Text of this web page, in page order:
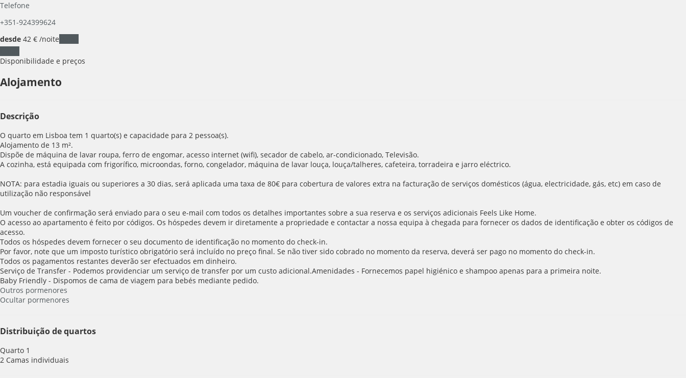
Telefone
+351-924399624
desde 42 € /noite
Disponibilidade e preços
Alojamento
Descrição
O quarto em Lisboa tem 1 quarto(s) e capacidade para 2 pessoa(s).
Alojamento de 13 m².
Dispõe de máquina de lavar roupa, ferro de engomar, acesso internet (wifi), secador de cabelo, ar-condicionado, Televisão.
A cozinha, está equipada com frigorífico, microondas, forno, congelador, máquina de lavar louça, louça/talheres, cafeteira, torradeira e jarro eléctrico.
NOTA: para estadia iguais ou superiores a 30 dias, será aplicada uma taxa de 80€ para cobertura de valores extra na facturação de serviços domésticos (água, electricidade, gás, etc) em caso de
utilização não responsável
Um voucher de confirmação será enviado para o seu e-mail com todos os detalhes importantes sobre a sua reserva e os serviços adicionais Feels Like Home.
O acesso ao apartamento é feito por códigos. Os hóspedes devem ir diretamente a propriedade e contactar a nossa equipa à chegada para fornecer os dados de identificação e obter os códigos de
acesso.
Todos os hóspedes devem fornecer o seu documento de identificação no momento do check-in.
Por favor, note que um imposto turístico obrigatório será incluído no preço final. Se não tiver sido cobrado no momento da reserva, deverá ser pago no momento do check-in.
Todos os pagamentos restantes deverão ser efectuados em dinheiro.
Serviço de Transfer - Podemos providenciar um serviço de transfer por um custo adicional.Amenidades - Fornecemos papel higiénico e shampoo apenas para a primeira noite.
Baby Friendly - Dispomos de cama de viagem para bebés mediante pedido.
Outros pormenores
Ocultar pormenores
Distribuição de quartos
Quarto 1
2 Camas individuais